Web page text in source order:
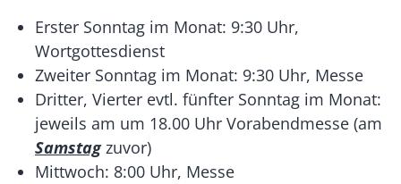
Erster Sonntag im Monat: 9:30 Uhr,
Wortgottesdienst
Zweiter Sonntag im Monat: 9:30 Uhr, Messe
Dritter, Vierter evtl. fünfter Sonntag im Monat:
jeweils am um 18.00 Uhr Vorabendmesse (am
Samstagzuvor)
Mittwoch: 8:00 Uhr, Messe